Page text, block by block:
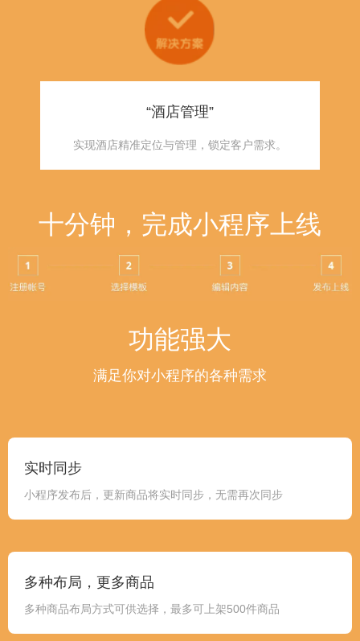
“酒店管理”
实现酒店精准定位与管理，锁定客户需求。
十分钟，完成小程序上线
功能强大
满足你对小程序的各种需求
实时同步
小程序发布后，更新商品将实时同步，无需再次同步
多种布局，更多商品
多种商品布局方式可供选择，最多可上架500件商品